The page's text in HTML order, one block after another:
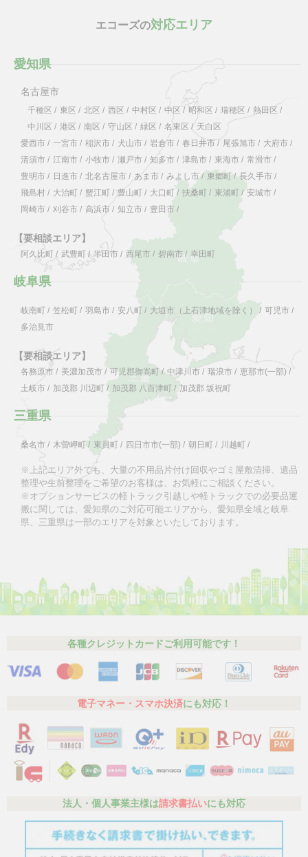
エコーズの対応エリア
愛知県
名古屋市
千種区 / 東区 / 北区 / 西区 / 中村区 / 中区 / 昭和区 / 瑞穂区 / 熱田区 /
中川区 / 港区 / 南区 / 守山区 / 緑区 / 名東区 / 天白区
愛西市 / 一宮市 / 稲沢市 / 犬山市 / 岩倉市 / 春日井市 / 尾張旭市 / 大府市 /
清須市 / 江南市 / 小牧市 / 瀬戸市 / 知多市 / 津島市 / 東海市 / 常滑市 /
豊明市 / 日進市 / 北名古屋市 / あま市 / みよし市/ 東郷町 / 長久手市 /
飛島村 / 大治町 / 蟹江町 / 豊山町 / 大口町 / 扶桑町 / 東浦町 / 安城市 /
岡崎市 / 刈谷市 / 高浜市 / 知立市 / 豊田市 /
【要相談エリア】
阿久比町 / 武豊町 / 半田市 / 西尾市 / 碧南市 / 幸田町
岐阜県
岐南町 / 笠松町 / 羽島市 / 安八町 / 大垣市（上石津地域を除く） / 可児市 /
多治見市
【要相談エリア】
各務原市 / 美濃加茂市 / 可児郡御嵩町/ 中津川市 / 瑞浪市 / 恵那市(一部) /
土岐市 / 加茂郡 川辺町 / 加茂郡 八百津町 / 加茂郡 坂祝町
三重県
桑名市 / 木曽岬町/ 東員町 / 四日市市(一部) / 朝日町 / 川越町 /
※上記エリア外でも、大量の不用品片付け回収やゴミ屋敷清掃、遺品
整理や生前整理をご希望のお客様は、お気軽にご相談ください。
※オプションサービスの軽トラック引越しや軽トラックでの必要品運
搬に関しては、愛知県のご対応可能エリアから、愛知県全域と岐阜
県、三重県は一部のエリアを対象といたしております。
各種クレジットカードご利用可能です！
電子マネー・スマホ決済にも対応！
法人・個人事業主様は請求書払いにも対応